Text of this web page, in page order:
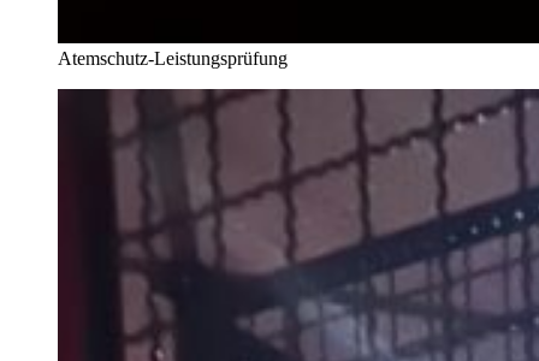
Atemschutz-Leistungsprüfung